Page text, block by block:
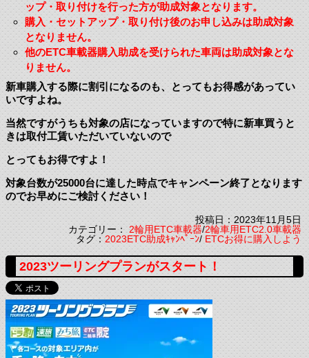
ップ・取り付けを行った方が助成対象となります。
購入・セットアップ・取り付け後のお申し込みは助成対象
となりません。
他のETC車載器購入助成を受けられた車両は助成対象とな
りません。
新車購入する際に割引になるのも、とってもお得感があってい
いですよね。
当然ですがうちも対象の店になっていますので特に新車買うと
きは取付工賃いただいていないので
とってもお得ですよ！
対象台数が25000台に達した時点でキャンペーン終了となります
のでお早めにご検討ください！
投稿日：2023年11月5日
カテゴリー：2輪用ETC車載器/2輪車用ETC2.0車載器
タグ：2023ETC助成ｷｬﾝﾍﾟｰﾝ/ETCお得に購入しよう
2023ツーリングプランがスタート！